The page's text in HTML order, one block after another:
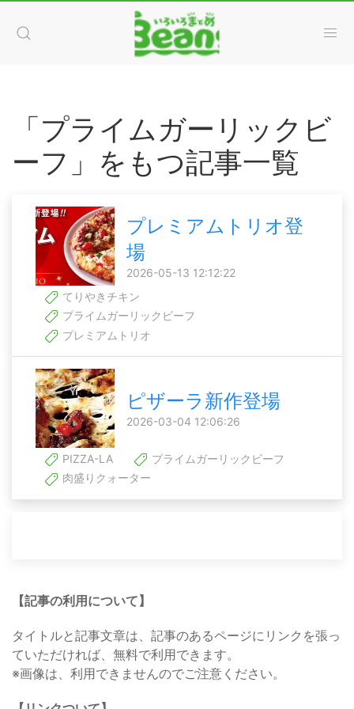
「プライムガーリックビ
ーフ」をもつ記事一覧
プレミアムトリオ登
場
2026-05-13 12:12:22
てりやきチキン
プライムガーリックビーフ
プレミアムトリオ
ピザーラ新作登場
2026-03-04 12:06:26
PIZZA-LA
プライムガーリックビーフ
肉盛りクォーター
【記事の利用について】
タイトルと記事文章は、記事のあるページにリンクを張っ
ていただければ、無料で利用できます。
※画像は、利用できませんのでご注意ください。